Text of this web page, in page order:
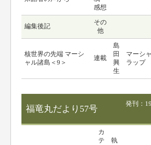
感想
編集後記
その
他
核世界の先端 マーシ
ャル諸島＜9＞
連載
島
田
興
生
マーシ
ラップ
福竜丸だより57号
発刊：
カ
テ
執